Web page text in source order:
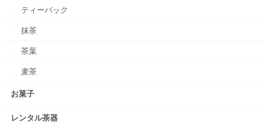
ティーバック
抹茶
茶葉
麦茶
お菓子
レンタル茶器